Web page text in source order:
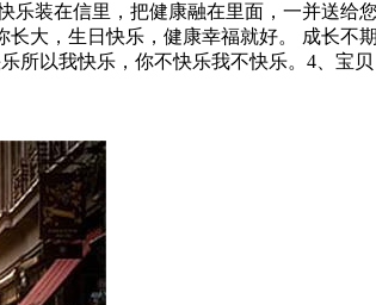
装在信里，把健康融在里面，一并送
大，生日快乐，健康幸福就好。 成长
以我快乐，你不快乐我不快乐。4、宝